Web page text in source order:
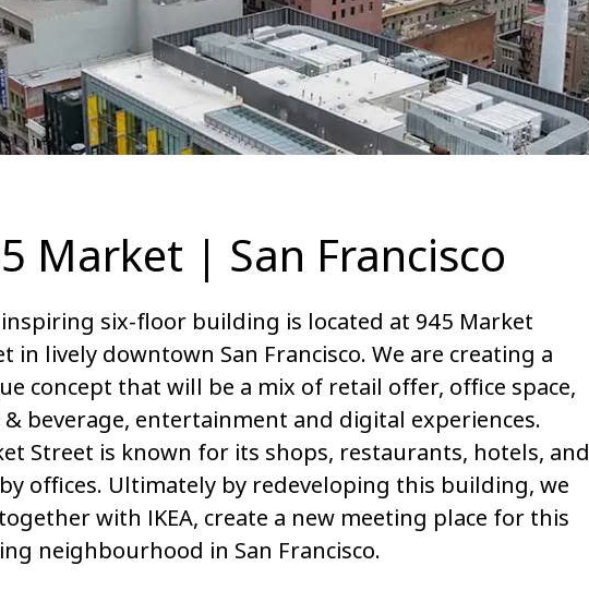
Market | San Francisco
six-floor building is located at 945 Market
in lively downtown San Francisco. We are creating a
concept that will be a mix of retail offer, office space,
beverage, entertainment and digital experiences.
Street is known for its shops, restaurants, hotels, and
offices. Ultimately by redeveloping this building, we
with IKEA, create a new meeting place for this
neighbourhood in San Francisco.